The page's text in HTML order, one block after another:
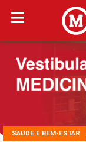
SAÚDE E BEM-ESTAR